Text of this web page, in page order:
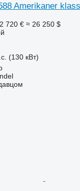
Amerikaner
720 € ≈ 26 250 $
(130 кВт)